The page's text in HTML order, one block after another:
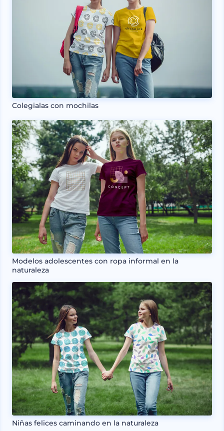
Colegialas con mochilas
Modelos adolescentes con ropa informal en la
naturaleza
Niñas felices caminando en la naturaleza